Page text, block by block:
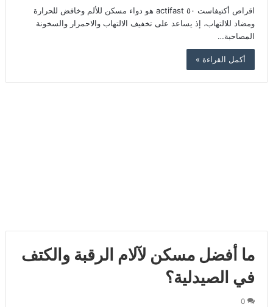
اقراص أكتيفاست ٥٠ actifast هو دواء مسكن للألم وخافض للحرارة
ومضاد للالتهاب، إذ يساعد على تخفيف الالتهاب والاحمرار والسخونة
المصاحبة…
أكمل القراءة »
ما أفضل مسكن لآلام الرقبة والكتف
في الصيدلية؟
0